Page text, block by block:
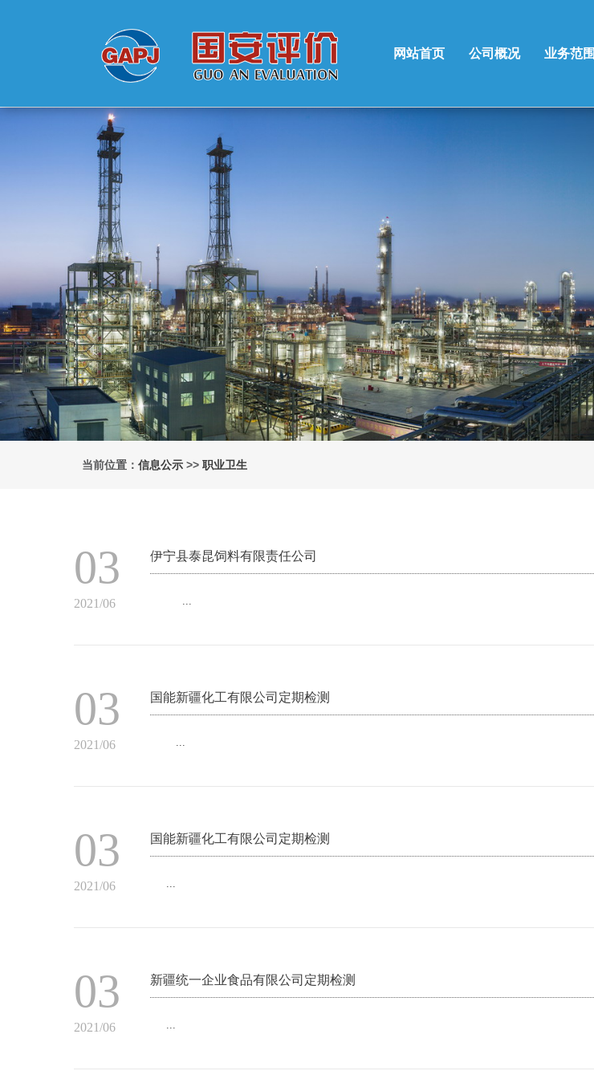
网站首页 公司概况 业务范围
当前位置： 信息公示 >> 职业卫生
03
2021/06
伊宁县泰昆饲料有限责任公司
03
2021/06
国能新疆化工有限公司定期检测
03
2021/06
国能新疆化工有限公司定期检测
03
2021/06
新疆统一企业食品有限公司定期检测